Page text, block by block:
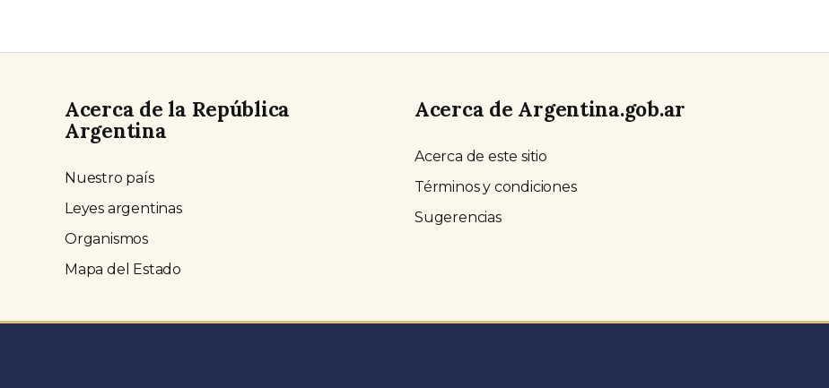
Acerca de la República
Argentina
Nuestro país
Leyes argentinas
Organismos
Mapa del Estado
Acerca de Argentina.gob.ar
Acerca de este sitio
Términos y condiciones
Sugerencias